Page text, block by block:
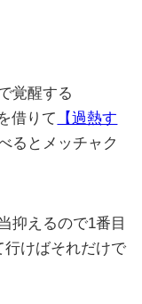
覚醒する
借りて
【過熱す
るとメッチャク
抑えるので1番目
行けばそれだけで